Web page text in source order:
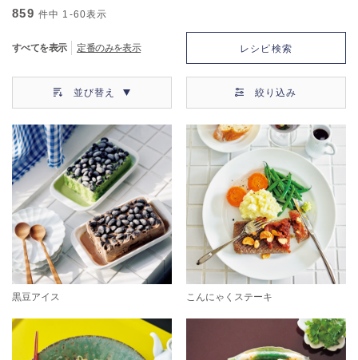
859 件中 1-60表示
すべてを表示 定番のみを表示 レシピ検索
並び替え 絞り込み
黒豆アイス こんにゃくステーキ